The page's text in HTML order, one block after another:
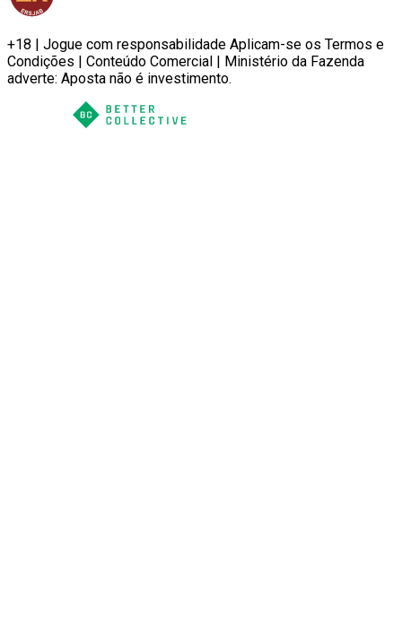
+18 | Jogue com responsabilidade Aplicam-se os Termos e
Condições | Conteúdo Comercial | Ministério da Fazenda
adverte: Aposta não é investimento.